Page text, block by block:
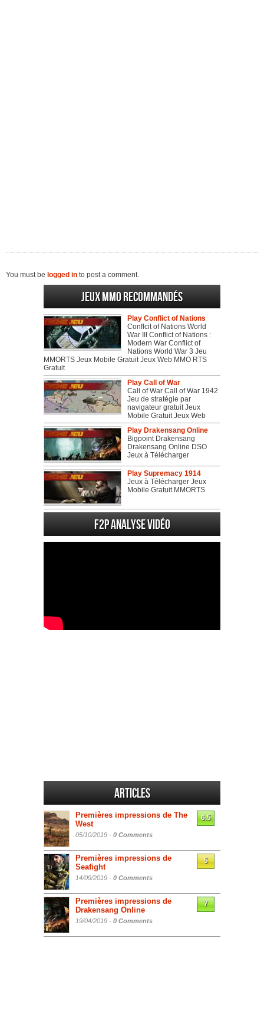
You must be logged in to post a comment.
Jeux MMO recommandés
Play Conflict of Nations
Conflcit of Nations World
War III Conflict of Nations :
Modern War Conflict of
Nations World War 3 Jeu
MMORTS Jeux Mobile Gratuit Jeux Web MMO RTS
Gratuit
Play Call of War
Call of War Call of War 1942
Jeu de stratégie par
navigateur gratuit Jeux
Mobile Gratuit Jeux Web
Play Drakensang Online
Bigpoint Drakensang
Drakensang Online DSO
Jeux à Télécharger
Play Supremacy 1914
Jeux à Télécharger Jeux
Mobile Gratuit MMORTS
F2P Analyse vidéo
Articles
Premières impressions de The
West
05/10/2019 - 0 Comments
6.5
Premières impressions de
Seafight
14/09/2019 - 0 Comments
5
Premières impressions de
Drakensang Online
19/04/2019 - 0 Comments
7